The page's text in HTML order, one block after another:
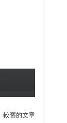
較舊的文章